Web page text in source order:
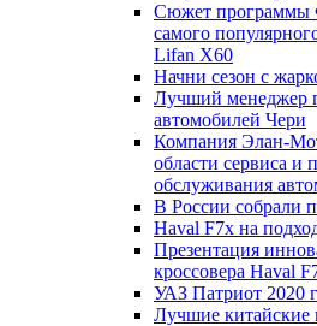
Сюжет программы
самого
Lifan X60
Начни сезон с
Лучший менеджер
автомобилей Чери
Компания Элан-
области сервиса и
обслуживания
В России собрали
Haval F7x на
Презентация
кроссовера Haval
УАЗ Патриот 2020
Лучшие китайские